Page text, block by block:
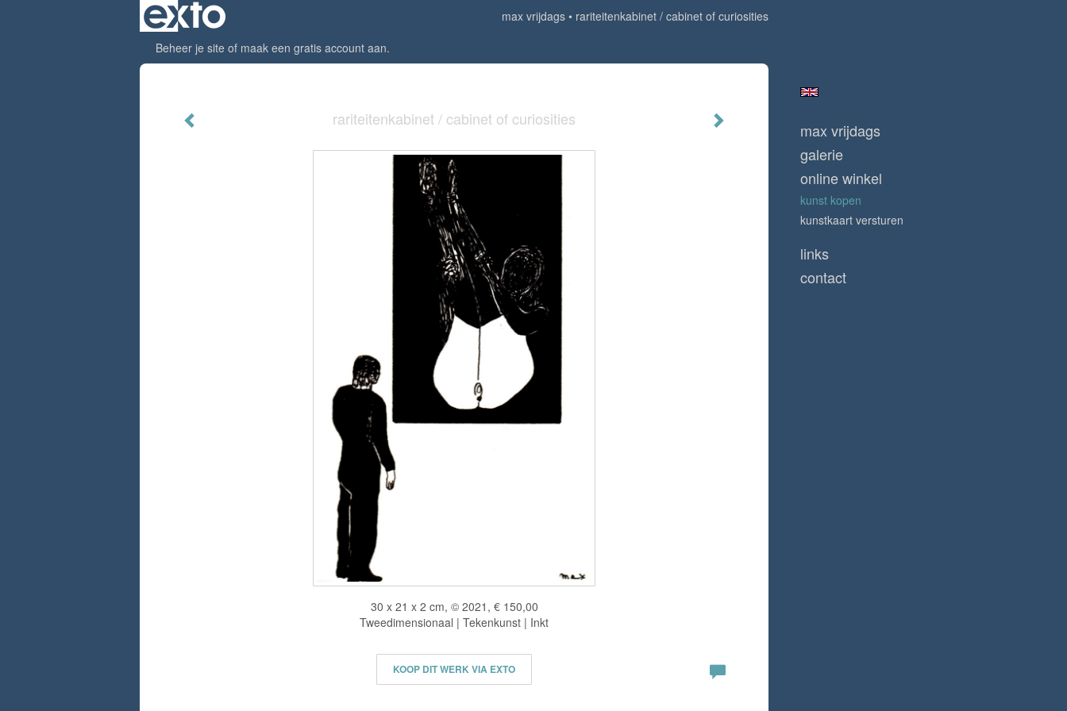
max vrijdags
rariteitenkabinet / cabinet of curiosities
Beheer je site of maak een gratis account aan.
rariteitenkabinet / cabinet of curiosities
30 x 21 x 2 cm, © 2021, € 150,00
Tweedimensionaal | Tekenkunst | Inkt
KOOP DIT WERK VIA EXTO
max vrijdags
galerie
online winkel
kunst kopen
kunstkaart versturen
links
contact